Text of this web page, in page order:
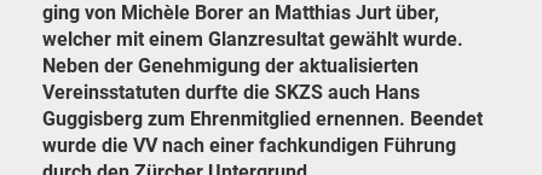
ging von Michèle Borer an Matthias Jurt über,
welcher mit einem Glanzresultat gewählt wurde.
Neben der Genehmigung der aktualisierten
Vereinsstatuten durfte die SKZS auch Hans
Guggisberg zum Ehrenmitglied ernennen. Beendet
wurde die VV nach einer fachkundigen Führung